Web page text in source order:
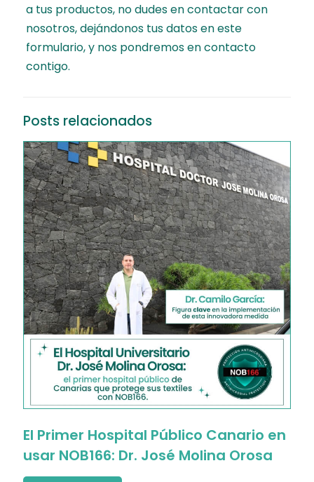
a tus productos, no dudes en contactar con
nosotros,dejándonos tus datos en este
formulario, y nos pondremos en contacto
contigo.
Posts relacionados
El Primer Hospital Público Canario en
usar NOB166: Dr. José Molina Orosa